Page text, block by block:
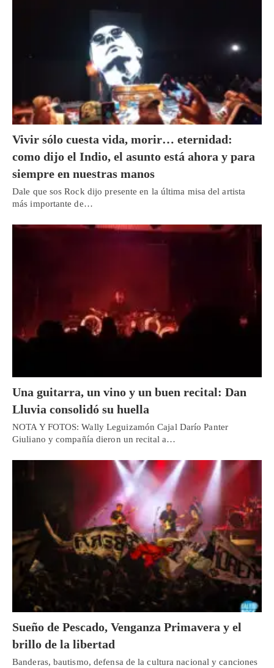
Vivir sólo cuesta vida, morir… eternidad:
como dijo el Indio, el asunto está ahora y para
siempre en nuestras manos
Dale que sos Rock dijo presente en la última misa del artista
más importante de…
Una guitarra, un vino y un buen recital: Dan
Lluvia consolidó su huella
NOTA Y FOTOS: Wally Leguizamón Cajal Darío Panter
Giuliano y compañía dieron un recital a…
Sueño de Pescado, Venganza Primavera y el
brillo de la libertad
Banderas, bautismo, defensa de la cultura nacional y canciones